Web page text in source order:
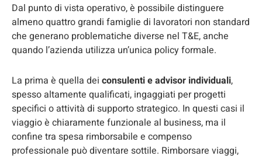
Dal punto di vista operativo, è possibile distinguere
almeno quattro grandi famiglie di lavoratori non standard
che generano problematiche diverse nel T&E, anche
quando l’azienda utilizza un’unica policy formale.
La prima è quella dei consulenti e advisor individuali,
spesso altamente qualificati, ingaggiati per progetti
specifici o attività di supporto strategico. In questi casi il
viaggio è chiaramente funzionale al business, ma il
confine tra spesa rimborsabile e compenso
professionale può diventare sottile. Rimborsare viaggi,